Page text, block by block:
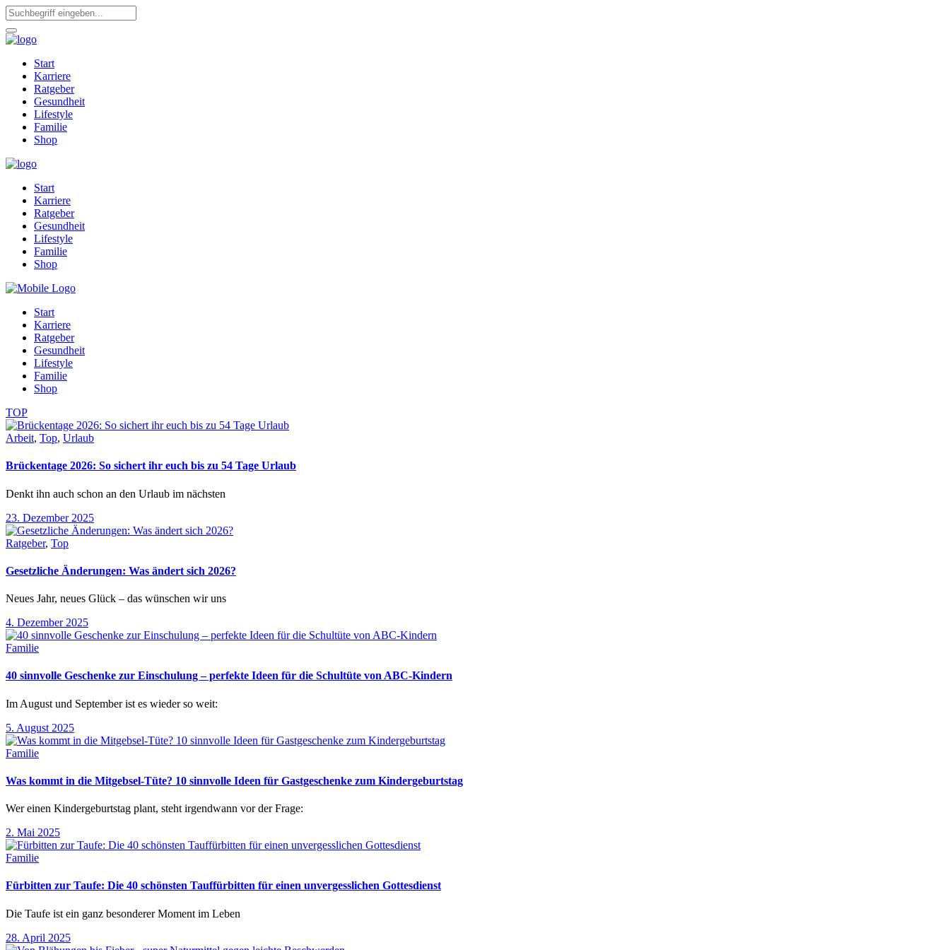
Start
Karriere
Ratgeber
Gesundheit
Lifestyle
Familie
Shop
Start
Karriere
Ratgeber
Gesundheit
Lifestyle
Familie
Shop
Start
Karriere
Ratgeber
Gesundheit
Lifestyle
Familie
Shop
TOP
Arbeit, Top, Urlaub
Brückentage 2026: So sichert ihr euch bis zu 54 Tage Urlaub
Denkt ihn auch schon an den Urlaub im nächsten
23. Dezember 2025
Ratgeber, Top
Gesetzliche Änderungen: Was ändert sich 2026?
Neues Jahr, neues Glück – das wünschen wir uns
4. Dezember 2025
Familie
40 sinnvolle Geschenke zur Einschulung – perfekte Ideen für die Schultüte von ABC-Kindern
Im August und September ist es wieder so weit:
5. August 2025
Familie
Was kommt in die Mitgebsel-Tüte? 10 sinnvolle Ideen für Gastgeschenke zum Kindergeburtstag
Wer einen Kindergeburtstag plant, steht irgendwann vor der Frage:
2. Mai 2025
Familie
Fürbitten zur Taufe: Die 40 schönsten Tauffürbitten für einen unvergesslichen Gottesdienst
Die Taufe ist ein ganz besonderer Moment im Leben
28. April 2025